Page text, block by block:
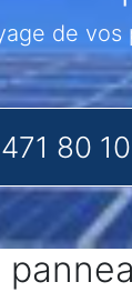
de
80